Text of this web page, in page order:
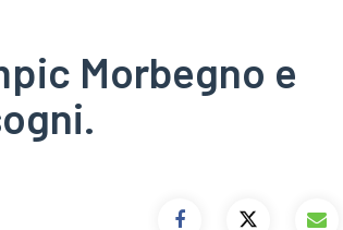
Morbegno e